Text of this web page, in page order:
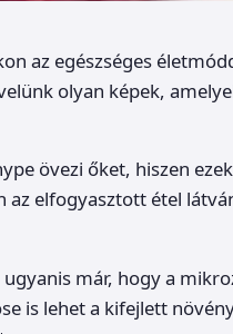
az egészséges
olyan képek,
övezi őket, hiszen
az elfogyasztott étel
már, hogy a
is lehet a kifejlett